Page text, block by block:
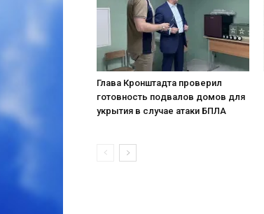
Глава Кронштадта проверил
готовность подвалов домов для
укрытия в случае атаки БПЛА